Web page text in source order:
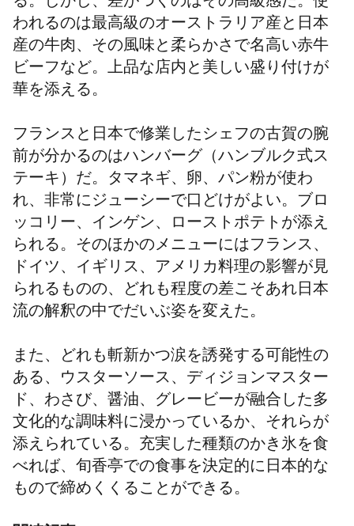
る。しかし、差がつくのはその高級感だ。使
われるのは最高級のオーストラリア産と日本
産の牛肉、その風味と柔らかさで名高い赤牛
ビーフなど。上品な店内と美しい盛り付けが
華を添える。
フランスと日本で修業したシェフの古賀の腕
前が分かるのはハンバーグ（ハンブルク式ス
テーキ）だ。タマネギ、卵、パン粉が使わ
れ、非常にジューシーで口どけがよい。ブロ
ッコリー、インゲン、ローストポテトが添え
られる。そのほかのメニューにはフランス、
ドイツ、イギリス、アメリカ料理の影響が見
られるものの、どれも程度の差こそあれ日本
流の解釈の中でだいぶ姿を変えた。
また、どれも斬新かつ涙を誘発する可能性の
ある、ウスターソース、ディジョンマスター
ド、わさび、醤油、グレービーが融合した多
文化的な調味料に浸かっているか、それらが
添えられている。充実した種類のかき氷を食
べれば、旬香亭での食事を決定的に日本的な
もので締めくくることができる。